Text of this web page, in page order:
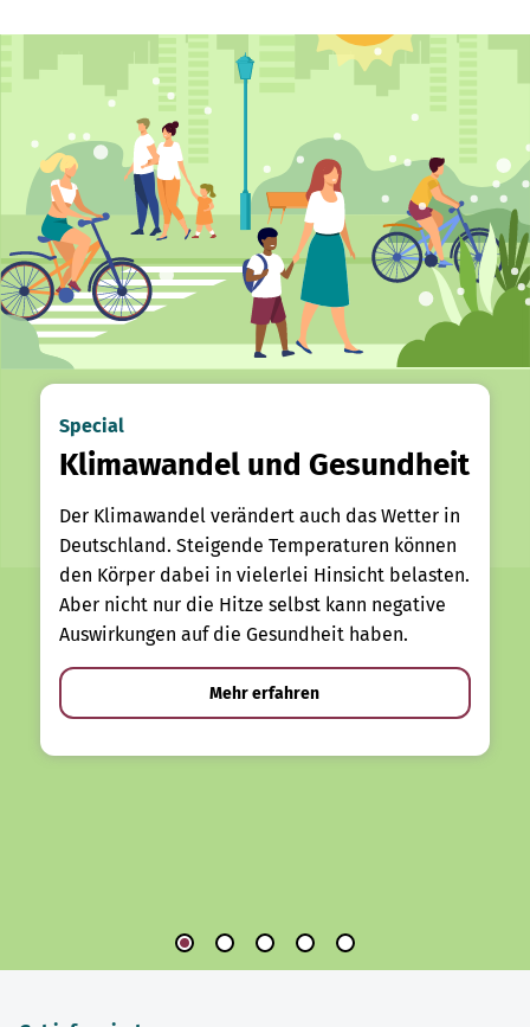
Special
Klimawandel und Gesundheit
Der Klimawandel verändert auch das Wetter in
Deutschland. Steigende Temperaturen können
den Körper dabei in vielerlei Hinsicht belasten.
Aber nicht nur die Hitze selbst kann negative
Auswirkungen auf die Gesundheit haben.
Mehr erfahren